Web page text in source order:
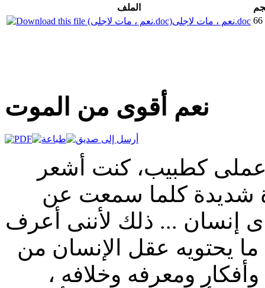
الملف
نعم ، مات لاجلى.doc 66
نعم أقوى من الموت
شديدة كلما سمعت عن
إنسان ... ذلك لأننى أعرف
يحتويه عقل الإنسان من
ومعرفه وخلافه ،